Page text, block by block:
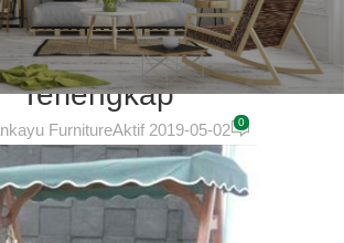
FURNITURE MEBEL JEPARA
Gazebo Minimalis
Terlengkap
FurnitureAktif 2019-05-02 0